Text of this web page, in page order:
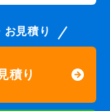
見積り
積り